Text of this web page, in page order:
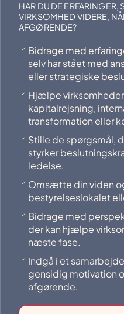
HAR DU DE
VIRKSOMHED VIDERE,
AFGØRENDE?
Bidrage med
selv har stået med
eller strategiske
Hjælpe
kapitalrejsning,
transformation eller
Stille de spørgsmål,
styrker
ledelse.
Omsætte din viden
bestyrelseslokalet
Bidrage med
der kan hjælpe
næste fase.
Indgå i et
gensidig motivation
afgørende.